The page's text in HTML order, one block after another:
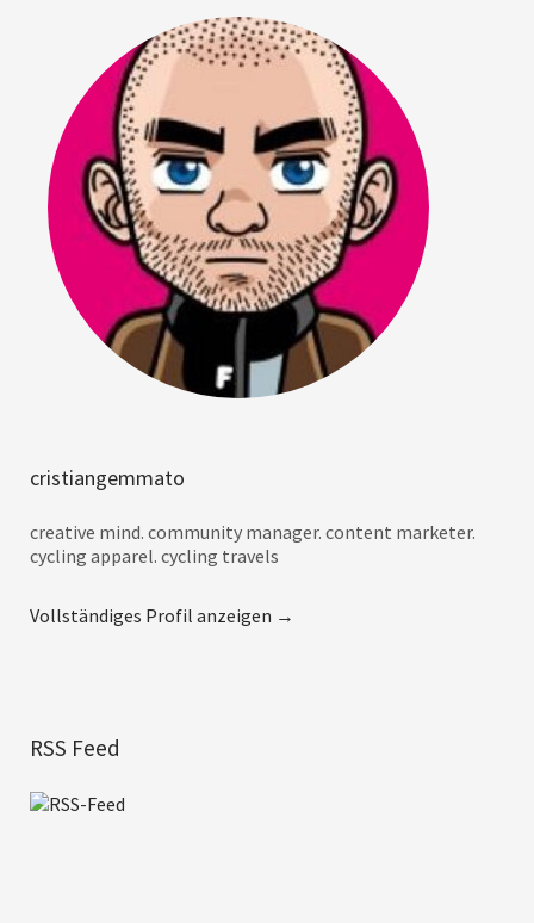
cristiangemmato
creative mind. community manager. content marketer.
cycling apparel. cycling travels
Vollständiges Profil anzeigen →
RSS Feed